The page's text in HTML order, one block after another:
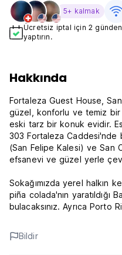
5+ kalmak
Ücretsiz iptal için 2
yaptırın.
Hakkında
Fortaleza Guest House,
güzel, konforlu ve temiz
eski tarz bir konuk evidir.
303 Fortaleza Caddesi'nde
(San Felipe Kalesi) ve San
efsanevi ve güzel yerle
Sokağımızda yerel halkın
piña colada'nın yaratıldığı
bulacaksınız. Ayrıca Porto
üzere diğer uluslararası
sahip olacaksınız.
Bildir